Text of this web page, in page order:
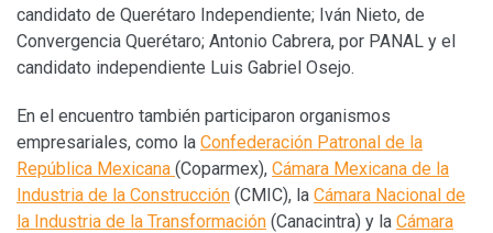
candidato de Querétaro Independiente; Iván Nieto, de
Convergencia Querétaro; Antonio Cabrera, por PANAL y el
candidato independiente Luis Gabriel Osejo.
En el encuentro también participaron organismos
empresariales, como la Confederación Patronal de la
República Mexicana (Coparmex), Cámara Mexicana de la
Industria de la Construcción (CMIC), la Cámara Nacional de
la Industria de la Transformación (Canacintra) y la Cámara